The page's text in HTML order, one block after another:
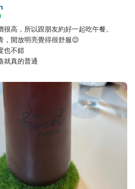
很高，所以跟朋友約好一起吃午餐。
，開放明亮覺得很舒服😌
也不錯
就真的普通